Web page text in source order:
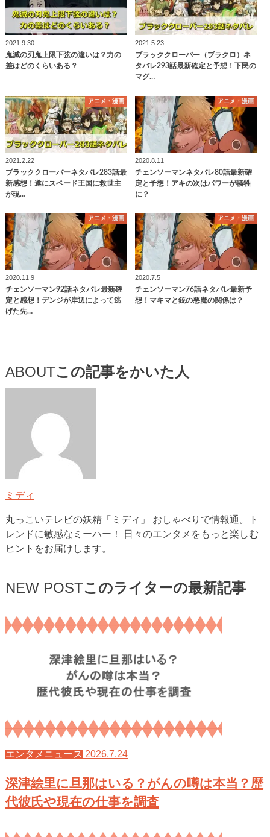
2021.9.30
鬼滅の刃鬼上限下弦の違いは？力の
差はどのくらいある？
2021.5.23
ブラッククローバー（ブラクロ）ネ
タバレ293話最新確定と予想！下民の
マグ…
アニメ・漫画
2021.2.22
ブラッククローバーネタバレ283話最
新感想！遂にスペード王国に救世主
が現…
アニメ・漫画
2020.8.11
チェンソーマンネタバレ80話最新確
定と予想！アキの次はパワーが犠牲
に？
アニメ・漫画
2020.11.9
チェンソーマン92話ネタバレ最新確
定と感想！デンジが岸辺によって逃
げた先…
アニメ・漫画
2020.7.5
チェンソーマン76話ネタバレ最新予
想！マキマと銃の悪魔の関係は？
ABOUTこの記事をかいた人
ミディ
丸っこいテレビの妖精「ミディ」 おしゃべりで情報通。ト
レンドに敏感なミーハー！ 日々のエンタメをもっと楽しむ
ヒントをお届けします。
NEW POSTこのライターの最新記事
エンタメニュース 2026.7.24
深津絵里に旦那はいる？がんの噂は本当？歴
代彼氏や現在の仕事を調査